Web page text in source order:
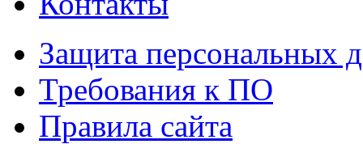
Защита персональных
Требования к ПО
Правила сайта